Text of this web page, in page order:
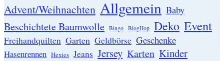
Advent/Weihnachten Allgemein Baby
Beschichtete Baumwolle Bingo BlogHop Deko Event
Freihandquilten Garten Geldbörse Geschenke
Hasenrennen Hexies Jeans Jersey Karten Kinder